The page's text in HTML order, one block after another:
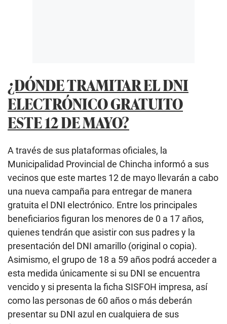
¿DÓNDE TRAMITAR EL DNI
ELECTRÓNICO GRATUITO
ESTE 12 DE MAYO?
A través de sus plataformas oficiales, la
Municipalidad Provincial de Chincha informó a sus
vecinos que este martes 12 de mayo llevarán a cabo
una nueva campaña para entregar de manera
gratuita el DNI electrónico. Entre los principales
beneficiarios figuran los menores de 0 a 17 años,
quienes tendrán que asistir con sus padres y la
presentación del DNI amarillo (original o copia).
Asimismo, el grupo de 18 a 59 años podrá acceder a
esta medida únicamente si su DNI se encuentra
vencido y si presenta la ficha SISFOH impresa, así
como las personas de 60 años o más deberán
presentar su DNI azul en cualquiera de sus